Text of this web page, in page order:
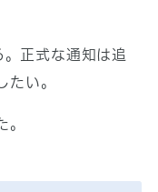
正式な通知は追
たい。
。